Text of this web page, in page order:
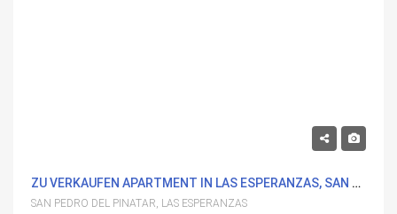
ZU VERKAUFEN APARTMENT IN LAS ESPERANZAS, SAN PEDRO DEL PINATAR MIT POOL
SAN PEDRO DEL PINATAR, LAS ESPERANZAS